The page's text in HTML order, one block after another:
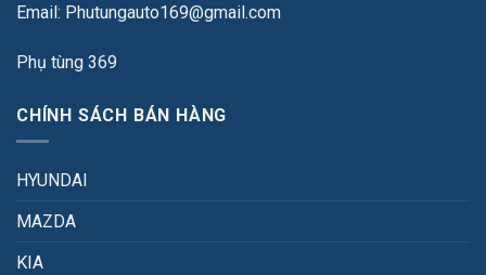
Email: Phutungauto169@gmail.com
Phụ tùng 369
CHÍNH SÁCH BÁN HÀNG
HYUNDAI
MAZDA
KIA